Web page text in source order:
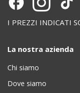
I PREZZI INDICATI
La nostra azienda
Chi siamo
Dove siamo